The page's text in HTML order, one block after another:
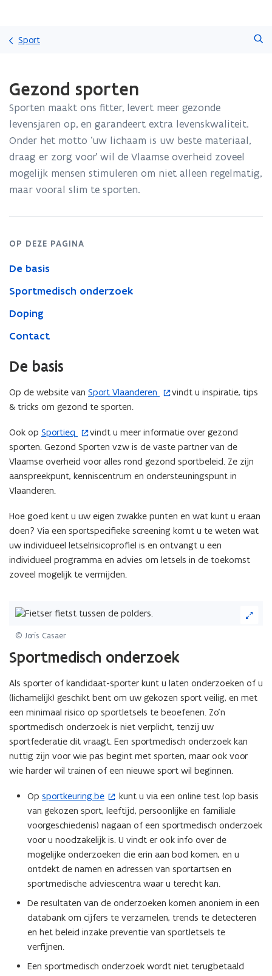
Sport
met
laden.
bevindt
zich
op:
Gezond
sporten
Gezond sporten
Sporten maakt ons fitter, levert meer gezonde
levensjaren op, en garandeert extra levenskwaliteit.
Onder het motto ‘uw lichaam is uw beste materiaal,
draag er zorg voor’ wil de Vlaamse overheid zoveel
mogelijk mensen stimuleren om niet alleen regelmatig,
maar vooral slim te sporten.
OP DEZE PAGINA
De basis
Sportmedisch onderzoek
Doping
Contact
De basis
© Joris Casaer
(Klik
op
de
voor
vergrote
weergave)
Op de website van Sport Vlaanderen
(
o
e
n
t
i
n
e
)
vindt u inspiratie, tips
& tricks om gezond te sporten.
Ook op Sportieq
(
o
p
e
n
i
n
n
i
e
e
n
s
t
e
r
)
vindt u meer informatie over gezond
sporten. Gezond Sporten vzw is de vaste partner van de
Vlaamse overheid voor alles rond gezond sportbeleid. Ze zijn
aanspreekpunt, kenniscentrum en ondersteuningspunt in
Vlaanderen.
Hoe goed kent u uw eigen zwakke punten en wat kunt u eraan
doen? Via een sportspecifieke screening komt u te weten wat
uw individueel letselrisicoprofiel is en ontvangt u een
individueel programma en advies om letsels in de toekomst
zoveel mogelijk te vermijden.
Sportmedisch onderzoek
Als sporter of kandidaat-sporter kunt u laten onderzoeken of u
(lichamelijk) geschikt bent om uw gekozen sport veilig, en met
een minimaal risico op sportletsels te beoefenen. Zo’n
sportmedisch onderzoek is niet verplicht, tenzij uw
sportfederatie dit vraagt. Een sportmedisch onderzoek kan
nuttig zijn voor wie pas begint met sporten, maar ook voor
wie harder wil trainen of een nieuwe sport wil beginnen.
Op sportkeuring.be
(
o
p
e
n
t
i
n
n
i
e
w
kunt u via een online test (op basis
van gekozen sport, leeftijd, persoonlijke en familiale
voorgeschiedenis) nagaan of een sportmedisch onderzoek
voor u noodzakelijk is. U vindt er ook info over de
mogelijke onderzoeken die erin aan bod komen, en u
ontdekt de namen en adressen van sportartsen en
sportmedische adviescentra waar u terecht kan.
De resultaten van de onderzoeken komen anoniem in een
databank om cijfers te verzamelen, trends te detecteren
en het beleid inzake preventie van sportletsels te
verfijnen.
Een sportmedisch onderzoek wordt niet terugbetaald